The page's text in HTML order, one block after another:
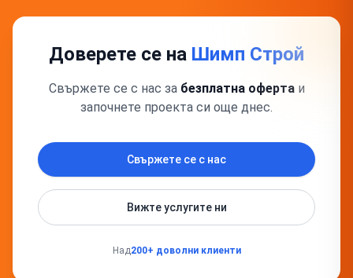
Доверете се на Шимп Строй
Свържете се с нас за безплатна оферта и
започнете проекта си още днес.
Свържете се с нас
Вижте услугите ни
Над200+ доволни клиенти